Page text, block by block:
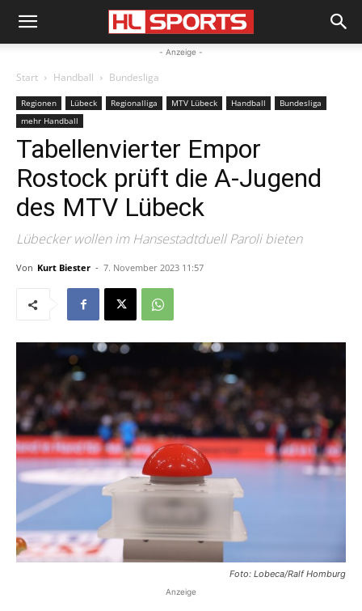
- Anzeige -
Start Handball Bundesliga
Regionen Lübeck Regionalliga MTV Lübeck Handball
Bundesliga
mehr Handball
Tabellenvierter Empor
Rostock prüft die A-Jugend
des MTV Lübeck
Lübecker wollen im Hansestadtduell Paroli bieten
Von Kurt Biester - 7. November 2023 11:57
Foto: Lobeca/Ralf Homburg
Anzeige